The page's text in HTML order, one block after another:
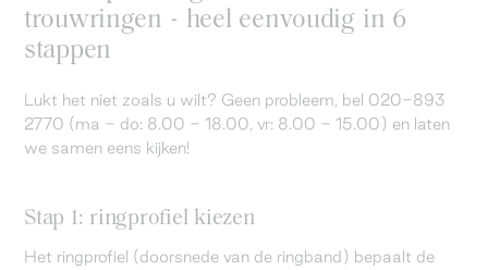
trouwringen - heel eenvoudig in 6
stappen
Lukt het niet zoals u wilt? Geen probleem, bel 020-893
2770 (ma - do: 8.00 - 18.00, vr: 8.00 - 15.00) en laten
we samen eens kijken!
Stap 1: ringprofiel kiezen
Het ringprofiel (doorsnede van de ringband) bepaalt de